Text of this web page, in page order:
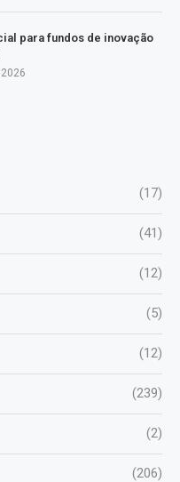
para fundos de inovação
(17)
(41)
(12)
(5)
(12)
(239)
(2)
(206)